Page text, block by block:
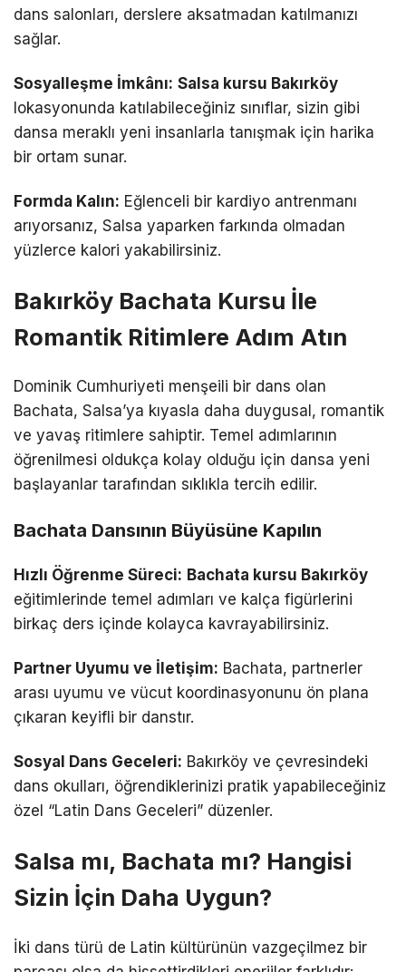
dans salonları, derslere aksatmadan katılmanızı
sağlar.
Sosyalleşme İmkânı: Salsa kursu Bakırköy
lokasyonunda katılabileceğiniz sınıflar, sizin gibi
dansa meraklı yeni insanlarla tanışmak için harika
bir ortam sunar.
Formda Kalın: Eğlenceli bir kardiyo antrenmanı
arıyorsanız, Salsa yaparken farkında olmadan
yüzlerce kalori yakabilirsiniz.
Bakırköy Bachata Kursu İle
Romantik Ritimlere Adım Atın
Dominik Cumhuriyeti menşeili bir dans olan
Bachata, Salsa’ya kıyasla daha duygusal, romantik
ve yavaş ritimlere sahiptir. Temel adımlarının
öğrenilmesi oldukça kolay olduğu için dansa yeni
başlayanlar tarafından sıklıkla tercih edilir.
Bachata Dansının Büyüsüne Kapılın
Hızlı Öğrenme Süreci: Bachata kursu Bakırköy
eğitimlerinde temel adımları ve kalça figürlerini
birkaç ders içinde kolayca kavrayabilirsiniz.
Partner Uyumu ve İletişim: Bachata, partnerler
arası uyumu ve vücut koordinasyonunu ön plana
çıkaran keyifli bir danstır.
Sosyal Dans Geceleri: Bakırköy ve çevresindeki
dans okulları, öğrendiklerinizi pratik yapabileceğiniz
özel “Latin Dans Geceleri” düzenler.
Salsa mı, Bachata mı? Hangisi
Sizin İçin Daha Uygun?
İki dans türü de Latin kültürünün vazgeçilmez bir